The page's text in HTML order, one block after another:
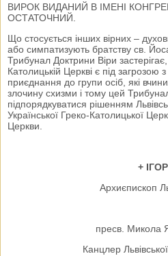
ВИРОК ВИДАНИЙ В ІМЕНІ
ОСТАТОЧНИЙ.
Що стосується інших вірних –
або симпатизують братству св.
Трибунал Доктрини Віри
Католицькій Церкві є під загрозою
приєднання до групи осіб, які
злочину схизми і тому цей
підпорядкуватися рішенням
Української Греко-Католицької
Церкви.
+ ІГОР
Архиєпископ
пресв. Микола
Канцлер